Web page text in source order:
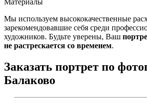
Мы используем высококачественные
зарекомендовавшие себя среди
художников. Будьте уверены, Ваш
не растрескается со временем.
Заказать портрет по
Балаково